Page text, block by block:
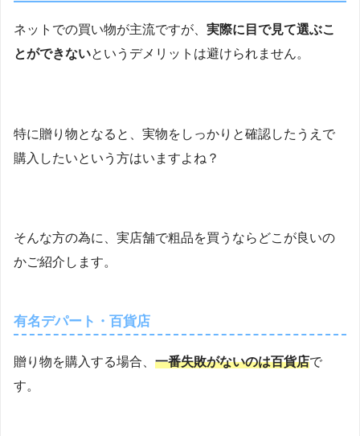
ネットでの買い物が主流ですが、 実際に目で見て選ぶこ
とができないというデメリットは避けられません。
特に贈り物となると、実物をしっかりと確認したうえで
購入したいという方はいますよね？
そんな方の為に、実店舗で粗品を買うならどこが良いの
かご紹介します。
有名デパート・百貨店
贈り物を購入する場合、 一番失敗がないのは百貨店で
す。